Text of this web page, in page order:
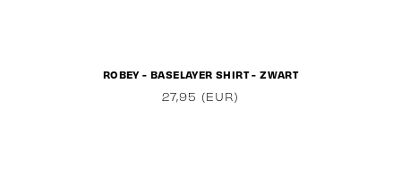
ROBEY - BASELAYER SHIRT - ZWART
27,95 (EUR)